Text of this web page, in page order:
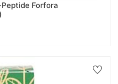
Forfora